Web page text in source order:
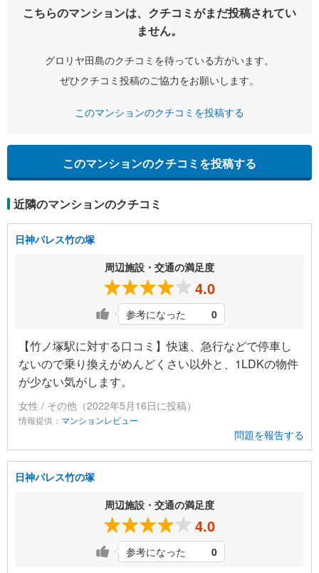
こちらのマンションは、クチコミがまだ投稿されてい
ません。
グロリヤ田島のクチコミを待っている方がいます。
ぜひクチコミ投稿のご協力をお願いします。
このマンションのクチコミを投稿する
このマンションのクチコミを投稿する
近隣のマンションのクチコミ
日神パレス竹の塚
周辺施設・交通の満足度
4.0
参考になった 0
【竹ノ塚駅に対する口コミ】快速、急行などで停車し
ないので乗り換えがめんどくさい以外と、1LDKの物件
が少ない気がします。
女性 / その他（2022年5月16日に投稿）
情報提供： マンションレビュー
問題を報告する
日神パレス竹の塚
周辺施設・交通の満足度
4.0
参考になった 0